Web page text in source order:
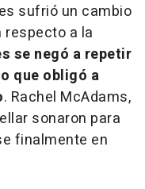
sufrió un cambio
a la
se negó a repetir
que obligó a
. Rachel McAdams,
sonaron para
finalmente en